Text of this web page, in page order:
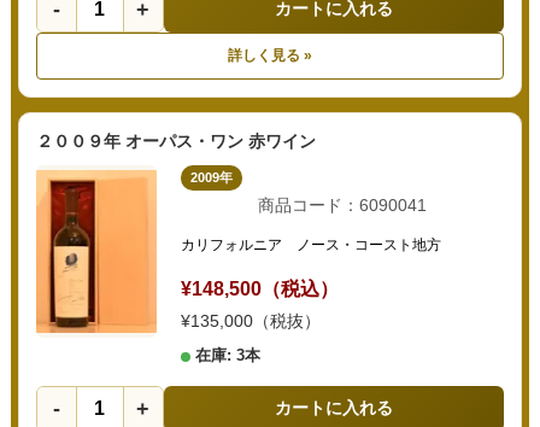
- + カートに入れる
詳しく見る »
２００９年 オーパス・ワン 赤ワイン
2009年
商品コード：6090041
カリフォルニア ノース・コースト地方
¥148,500（税込）
¥135,000（税抜）
在庫: 3本
- + カートに入れる